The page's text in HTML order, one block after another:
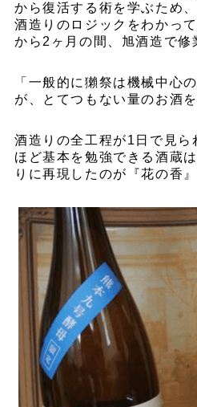
から復活する術を学ぶため
酒造りのロジックをわかっ
から2ヶ月の間、旭酒造で修
「一般的に獺祭は機械中心
が、とてつもない量のお酒
酒造りの全工程が1日で見
ほど基本を勉強できる酒蔵
りに再現したのが『花の香